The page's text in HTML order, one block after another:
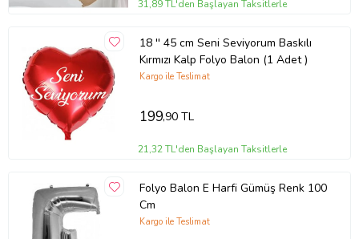
31,89 TL'den Başlayan Taksitlerle
18 '' 45 cm Seni Seviyorum Baskılı
Kırmızı Kalp Folyo Balon (1 Adet )
Kargo ile Teslimat
199,90 TL
21,32 TL'den Başlayan Taksitlerle
Folyo Balon E Harfi Gümüş Renk 100
Cm
Kargo ile Teslimat